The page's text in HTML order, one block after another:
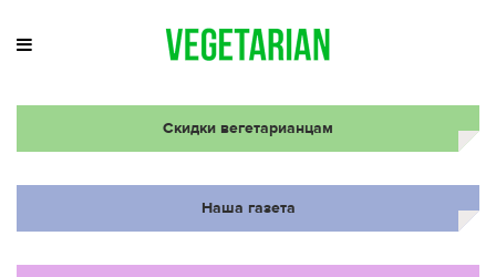
Скидки вегетарианцам
Наша газета